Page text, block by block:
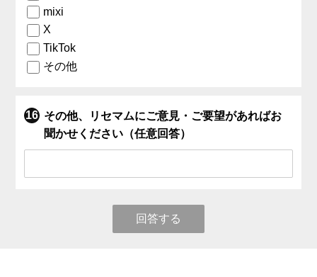
mixi
X
TikTok
その他
その他、リセマムにご意見・ご要望があればお
聞かせください（任意回答）
回答する